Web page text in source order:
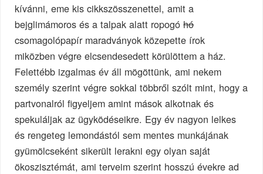
kívánni, eme kis cikkszösszenettel, amit a
bejglimámoros és a talpak alatt ropogóhó
csomagolópapír maradványok közepette írok
miközben végre elcsendesedett körülöttem a ház.
Felettébb izgalmas év áll mögöttünk, ami nekem
személy szerint végre sokkal többről szólt mint, hogy a
partvonalról figyeljem amint mások alkotnak és
spekuláljak az ügyködéseikre. Egy év nagyon lelkes
és rengeteg lemondástól sem mentes munkájának
gyümölcseként sikerült lerakni egy olyan saját
ökoszisztémát, ami terveim szerint hosszú évekre ad